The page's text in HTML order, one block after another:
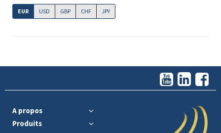
EUR
USD GBP CHF JPY
A propos
Produits